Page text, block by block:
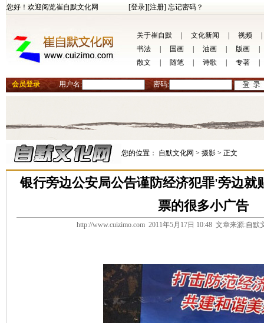
您好！欢迎阅览崔自默文化网 [登录][注册] 忘记密码？
关于崔自默 文化新闻 视频
书法
国画 油画 版画
散文
随笔 诗歌 专著
会员登录 用户名: 密码:
您的位置： 自默文化网 > 摄影 > 正文
银行旁边公安局公告谨防经济犯罪'旁边就
票的很多小广告
http://www.cuizimo.com 2011年5月17日 10:48 文章来源:自